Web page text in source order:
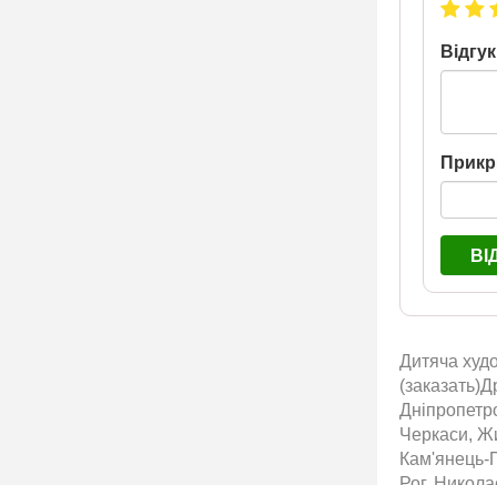
Відгук
Дитяча
Черкаси,
Кам'янець-